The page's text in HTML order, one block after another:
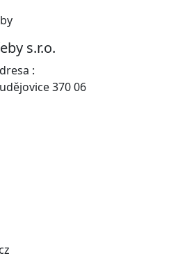
s.r.o.
:
370 06